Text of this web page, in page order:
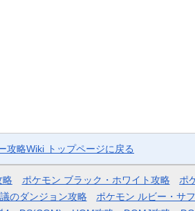
攻略Wiki トップページに戻る
略 ポケモン ブラック・ホワイト攻略 ポ
のダンジョン攻略 ポケモン ルビー・サ